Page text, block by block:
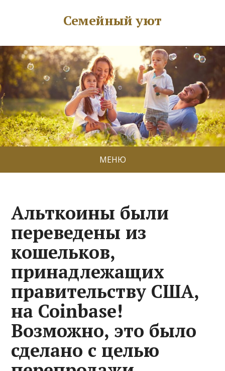
Семейный уют
МЕНЮ
Альткоины были
переведены из
кошельков,
принадлежащих
правительству США,
на Coinbase!
Возможно, это было
сделано с целью